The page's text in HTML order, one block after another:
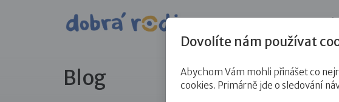
Blog
Dovolíte nám používat
Abychom Vám mohli přinášet co
cookies. Primárně jde o sledování